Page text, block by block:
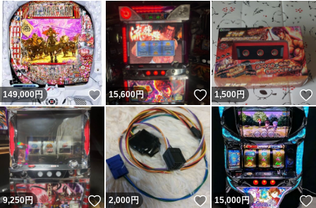
149,000円 いいね！
15,600円 いいね！
1,500円
9,250円 いいね！
2,000円 いいね！
15,000円